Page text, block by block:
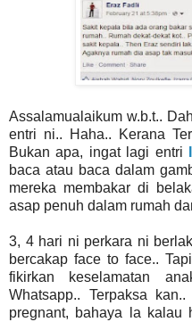
Assalamualaikum w.b.t..
entri ni.. Haha.. Kerana
Bukan apa, ingat lagi entri
baca atau baca dalam
mereka membakar di
asap penuh dalam rumah
3, 4 hari ni perkara ni
bercakap face to face..
fikirkan keselamatan
Whatsapp.. Terpaksa
pregnant, bahaya la kalau